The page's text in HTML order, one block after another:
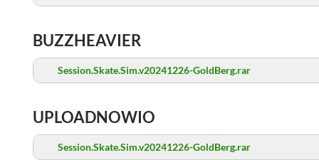
BUZZHEAVIER
Session.Skate.Sim.v20241226-GoldBerg.rar
UPLOADNOWIO
Session.Skate.Sim.v20241226-GoldBerg.rar